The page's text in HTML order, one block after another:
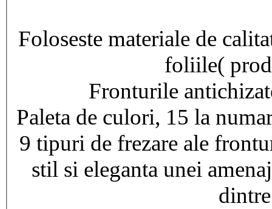
Foloseste materiale de
foliile(
Fronturile
Paleta de culori, 15 la
9 tipuri de frezare ale
stil si eleganta unei